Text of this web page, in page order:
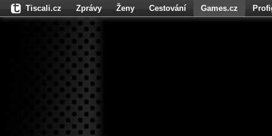
Tiscali.cz Zprávy Ženy Cestování Games.cz
Fights.cz